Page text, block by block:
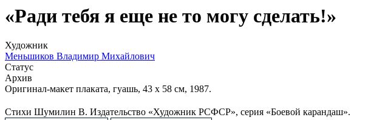
«Ради тебя я еще не то могу сделать!»
Художник
Меньшиков Владимир Михайлович
Статус
Архив
Оригинал-макет плаката, гуашь, 43 х 58 см, 1987.
Стихи Шумилин В. Издательство «Художник РСФСР», серия «Боевой карандаш».